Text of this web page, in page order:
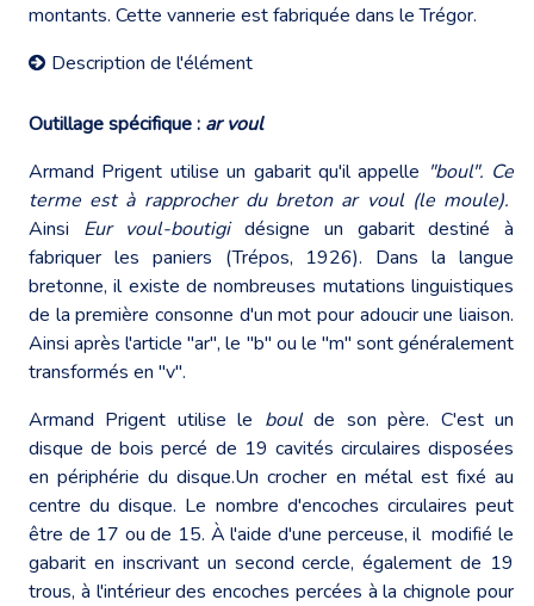
montants. Cette vannerie est fabriquée dans le Trégor.
Description de l'élément
Outillage spécifique : ar voul
Armand Prigent utilise un gabarit qu'il appelle "boul". Ce
terme est à rapprocher du breton ar voul (le moule).
Ainsi Eur voul-boutigidésigne un gabarit destiné à
fabriquer les paniers (Trépos, 1926). Dans la langue
bretonne, il existe de nombreuses mutations linguistiques
de la première consonne d'un mot pour adoucir une liaison.
Ainsi après l'article "ar", le "b" ou le "m" sont généralement
transformés en "v".
Armand Prigent utilise le boulde son père. C'est un
disque de bois percé de 19 cavités circulaires disposées
en périphérie du disque.Un crocher en métal est fixé au
centre du disque. Le nombre d'encoches circulaires peut
être de 17 ou de 15. À l'aide d'une perceuse, il modifié le
gabarit en inscrivant un second cercle, également de 19
trous, à l'intérieur des encoches percées à la chignole pour